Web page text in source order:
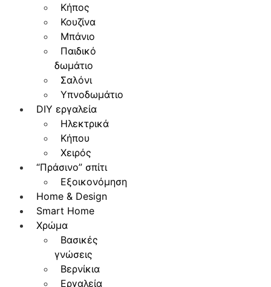
Κήπος
Κουζίνα
Μπάνιο
Παιδικό
δωμάτιο
Σαλόνι
Υπνοδωμάτιο
DIY εργαλεία
Ηλεκτρικά
Κήπου
Χειρός
“Πράσινο” σπίτι
Εξοικονόμηση
Home & Design
Smart Home
Χρώμα
Βασικές
γνώσεις
Βερνίκια
Εργαλεία